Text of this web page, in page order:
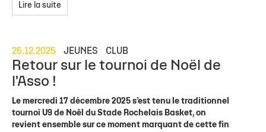
Lire la suite
26.12.2025 JEUNES CLUB
Retour sur le tournoi de Noël de
l'Asso !
Le mercredi 17 décembre 2025 s’est tenu le traditionnel
tournoi U9 de Noël du Stade Rochelais Basket, on
revient ensemble sur ce moment marquant de cette fin